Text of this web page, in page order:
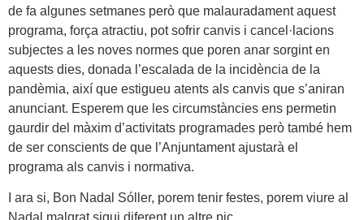
de fa algunes setmanes però que malauradament aquest
programa, força atractiu, pot sofrir canvis i cancel·lacions
subjectes a les noves normes que poren anar sorgint en
aquests dies, donada l’escalada de la incidència de la
pandèmia, així que estigueu atents als canvis que s’aniran
anunciant. Esperem que les circumstàncies ens permetin
gaurdir del màxim d’activitats programades però també hem
de ser conscients de que l’Anjuntament ajustarà el
programa als canvis i normativa.
I ara si, Bon Nadal Sóller, porem tenir festes, porem viure al
Nadal malgrat sigui diferent un altre pic.